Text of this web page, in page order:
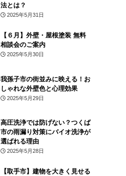
法とは？
2025年5月31日
【６月】外壁・屋根塗装 無料
相談会のご案内
2025年5月30日
我孫子市の街並みに映える！お
しゃれな外壁色と心理効果
2025年5月29日
高圧洗浄では防げない？つくば
市の雨漏り対策にバイオ洗浄が
選ばれる理由
2025年5月28日
【取手市】建物を大きく見せる